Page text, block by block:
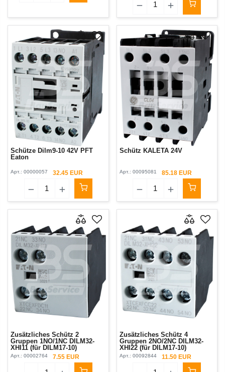
Schütze Dilm9-10 42V PFT
Eaton
Арт.: 00000057 32.45 EUR
Schütz KALETA 24V
Арт.: 00095081 85.18 EUR
Zusätzliches Schütz 2
Gruppen 1NO/1NC DILM32-
XHI11 (für DILM17-10)
Арт.: 00002764 7.55 EUR
Zusätzliches Schütz 4
Gruppen 2NO/2NC DILM32-
XHI22 (für DILM17-10)
Арт.: 00092844 11.50 EUR